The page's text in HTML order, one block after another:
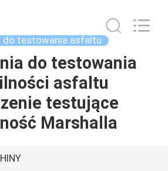
do testowania asfaltu
do testowania
asfaltu
testujące
Marshalla